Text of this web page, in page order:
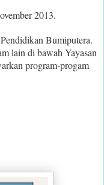
2013.
Bumiputera.
lain di bawah Yayasan
program-progam